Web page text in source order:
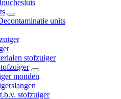
units
stofzuiger
monden
stofzuiger